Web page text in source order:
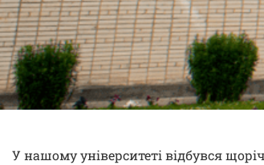
У нашому університеті відбувся